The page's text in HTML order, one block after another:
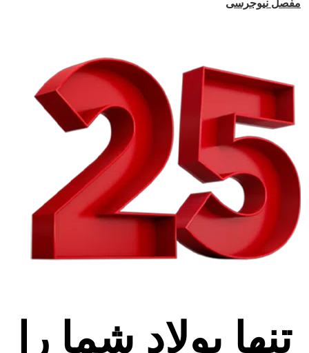
مفصل نیوجرسی
تنها پولاد شما را